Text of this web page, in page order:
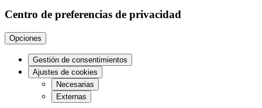
Centro de preferencias de privacidad
Opciones
Gestión de consentimientos
Ajustes de cookies
Necesarias
Externas